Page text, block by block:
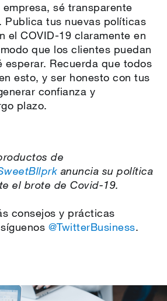
sé transparente
Publica tus nuevas políticas
el COVID-19 claramente en
que los clientes puedan
esperar. Recuerda que todos
esto, y ser honesto con tus
confianza y
plazo.
de
anuncia su política
el brote de Covid-19.
consejos y prácticas
@TwitterBusiness.